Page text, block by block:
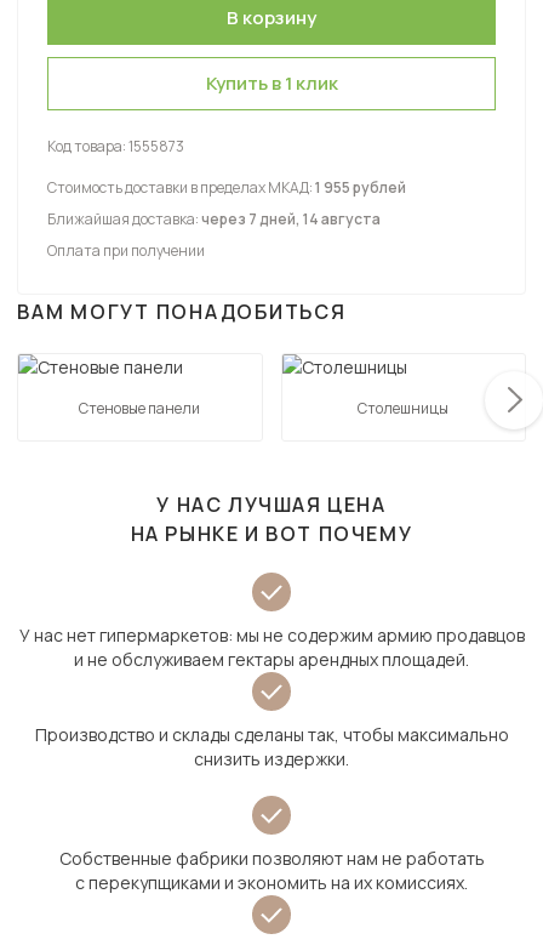
Купить в 1 клик
Код товара:1555873
Стоимость доставки в пределах МКАД:1 955 рублей
Ближайшая доставка:через 7 дней, 14 августа
Оплата при получении
ВАМ МОГУТ ПОНАДОБИТЬСЯ
Стеновые панели Столешницы
У НАС ЛУЧШАЯ ЦЕНА
НА РЫНКЕ И ВОТ ПОЧЕМУ
У нас нет гипермаркетов: мы не содержим армию продавцов
и не обслуживаем гектары арендных площадей.
Производство и склады сделаны так, чтобы максимально
снизить издержки.
Собственные фабрики позволяют нам не работать
с перекупщиками и экономить на их комиссиях.